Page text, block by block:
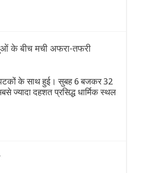
के बीच मची अफरा-तफरी
के साथ हुई। सुबह 6 बजकर 32
दहशत प्रसिद्ध धार्मिक स्थल